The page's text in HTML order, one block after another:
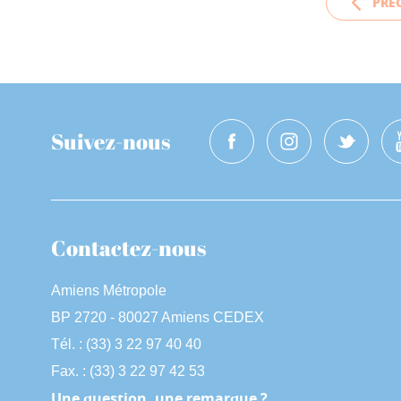
Suivez-nous
Contactez-nous
Amiens Métropole
BP 2720 - 80027 Amiens CEDEX
Tél. : (33) 3 22 97 40 40
Fax. : (33) 3 22 97 42 53